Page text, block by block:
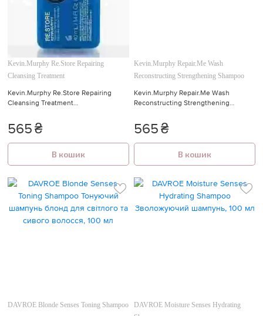
Kevin.Murphy Re.Store Repairing
Cleansing Treatment
Kevin.Murphy Re.Store Repairing
Cleansing Treatment
волосся, що очищує 40 мл.
565₴
В кошик
Kevin.Murphy Repair.Me Wash
Reconstructing Strengthening Shampoo
Kevin.Murphy Repair.Me Wash
Reconstructing Strengthening
зміцнюючий шампунь 40 мл.
565₴
В кошик
DAVROE Blonde Senses Toning Shampoo
DAVROE Moisture Senses Hydrating